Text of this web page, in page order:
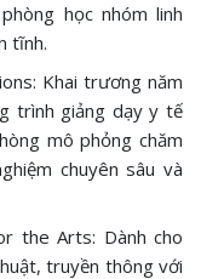
học nhóm linh
tĩnh.
Khai trương năm
trình giảng dạy y tế
mô phỏng chăm
chuyên sâu và
the Arts: Dành cho
truyền thông với